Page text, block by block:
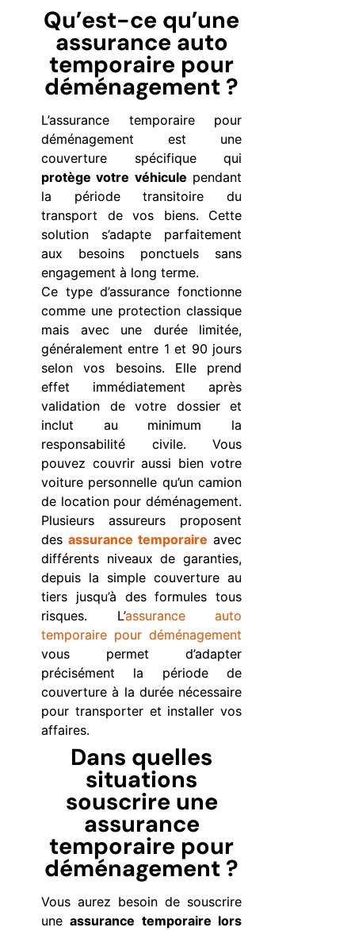
Qu’est-ce qu’une
assurance auto
temporaire pour
déménagement ?
L’assurance temporaire pour
déménagement est une
couverture spécifique qui
protège votre véhicule pendant
la période transitoire du
transport de vos biens. Cette
solution s’adapte parfaitement
aux besoins ponctuels sans
engagement à long terme.
Ce type d’assurance fonctionne
comme une protection classique
mais avec une durée limitée,
généralement entre 1 et 90 jours
selon vos besoins. Elle prend
effet immédiatement après
validation de votre dossier et
inclut au minimum la
responsabilité civile. Vous
pouvez couvrir aussi bien votre
voiture personnelle qu’un camion
de location pour déménagement.
Plusieurs assureurs proposent
des assurance temporaire avec
différents niveaux de garanties,
depuis la simple couverture au
tiers jusqu’à des formules tous
risques. L’assurance auto
temporaire pour déménagement
vous permet d’adapter
précisément la période de
couverture à la durée nécessaire
pour transporter et installer vos
affaires.
Dans quelles
situations
souscrire une
assurance
temporaire pour
déménagement ?
Vous aurez besoin de souscrire
uneassurance temporaire lors